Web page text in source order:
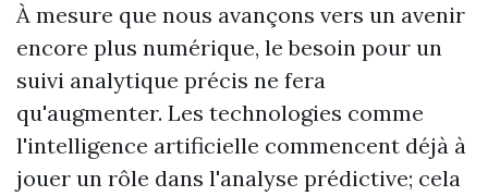
À mesure que nous avançons vers un avenir
encore plus numérique, le besoin pour un
suivi analytique précis ne fera
qu'augmenter. Les technologies comme
l'intelligence artificielle commencent déjà à
jouer un rôle dans l'analyse prédictive; cela